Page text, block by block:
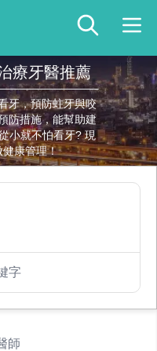
療牙醫推薦
牙，預防蛀牙與咬
防措施，能幫助建
小就不怕看牙? 現
健康管理！
字
師